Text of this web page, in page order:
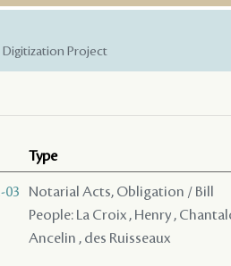
Digitization Project
Type
03
Notarial Acts, Obligation / Bill
People: La Croix , Henry ,
Ancelin , des Ruisseaux